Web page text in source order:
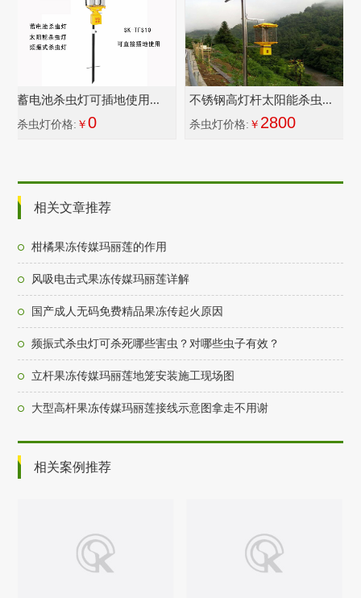
蓄电池杀虫灯可插地使用...
杀虫灯价格: ￥0
不锈钢高灯杆太阳能杀虫...
杀虫灯价格: ￥ 2800
相关文章推荐
柑橘果冻传媒玛丽莲的作用
风吸电击式果冻传媒玛丽莲详解
国产成人无码免费精品果冻传起火原因
频振式杀虫灯可杀死哪些害虫？对哪些虫子有效？
立杆果冻传媒玛丽莲地笼安装施工现场图
大型高杆果冻传媒玛丽莲接线示意图拿走不用谢
相关案例推荐